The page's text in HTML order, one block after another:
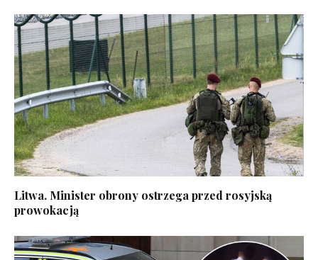
Litwa. Minister obrony ostrzega przed rosyjską
prowokacją